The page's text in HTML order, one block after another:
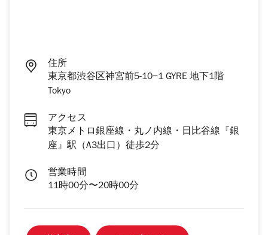
住所
東京都渋谷区神宮前5-10−1 GYRE 地下1階
Tokyo
アクセス
東京メトロ銀座線・丸ノ内線・日比谷線『銀
座』駅（A3出口）徒歩2分
営業時間
11時00分〜20時00分